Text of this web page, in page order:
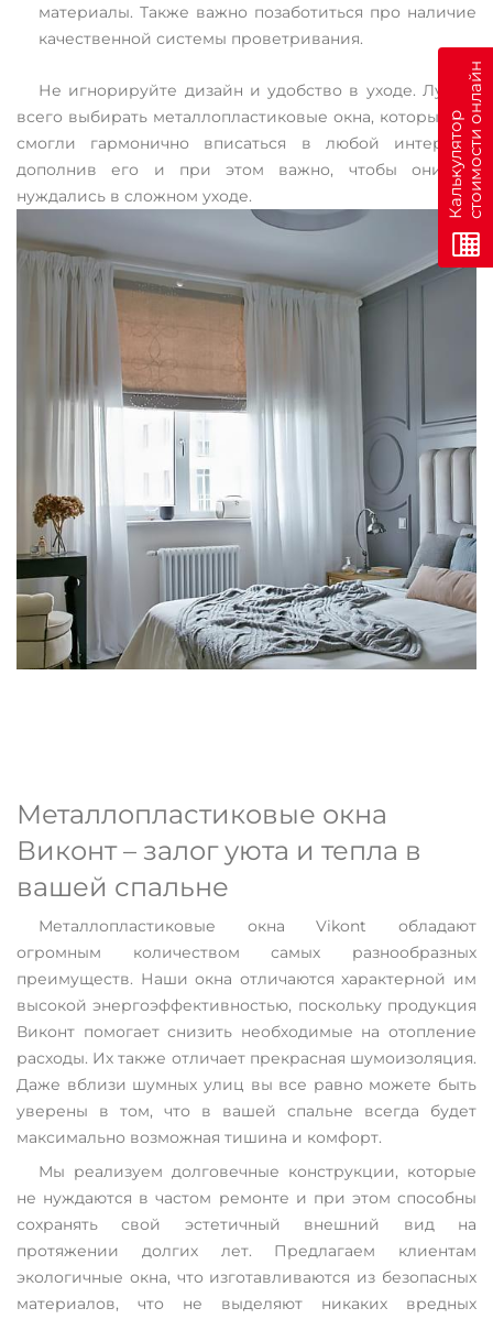
материалы. Также важно позаботиться про наличие
качественной системы проветривания.
Не игнорируйте дизайн и удобство в уходе. Лучше
всего выбирать металлопластиковые окна, которые бы
смогли гармонично вписаться в любой интерьер,
дополнив его и при этом важно, чтобы они не
нуждались в сложном уходе.
Металлопластиковые окна
Виконт – залог уюта и тепла в
вашей спальне
Металлопластиковые окна Vikont обладают
огромным количеством самых разнообразных
преимуществ. Наши окна отличаются характерной им
высокой энергоэффективностью, поскольку продукция
Виконт помогает снизить необходимые на отопление
расходы. Их также отличает прекрасная шумоизоляция.
Даже вблизи шумных улиц вы все равно можете быть
уверены в том, что в вашей спальне всегда будет
максимально возможная тишина и комфорт.
Мы реализуем долговечные конструкции, которые
не нуждаются в частом ремонте и при этом способны
сохранять свой эстетичный внешний вид на
протяжении долгих лет. Предлагаем клиентам
экологичные окна, что изготавливаются из безопасных
материалов, что не выделяют никаких вредных
К
а
л
ь
к
у
л
я
т
о
р
с
т
о
и
м
о
с
т
и
о
н
л
а
йн